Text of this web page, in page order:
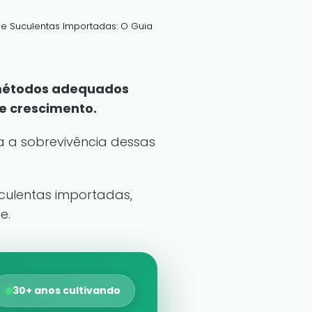
Suculentas Importadas: O Guia
adequados
crescimento.
sobrevivência dessas
importadas,
30+ anos cultivando